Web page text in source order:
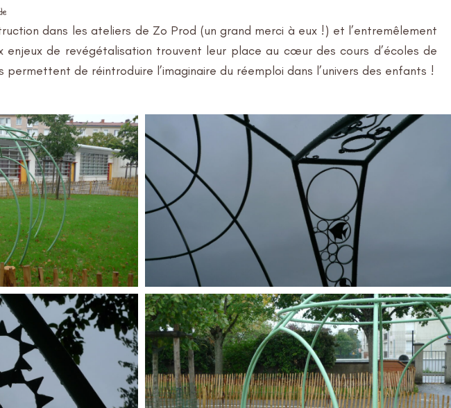
dans les ateliers de Zo Prod (un grand merci à eux !) et l’entremêlement
de revégétalisation trouvent leur place au cœur des cours d’écoles de
de réintroduire l’imaginaire du réemploi dans l’univers des enfants !